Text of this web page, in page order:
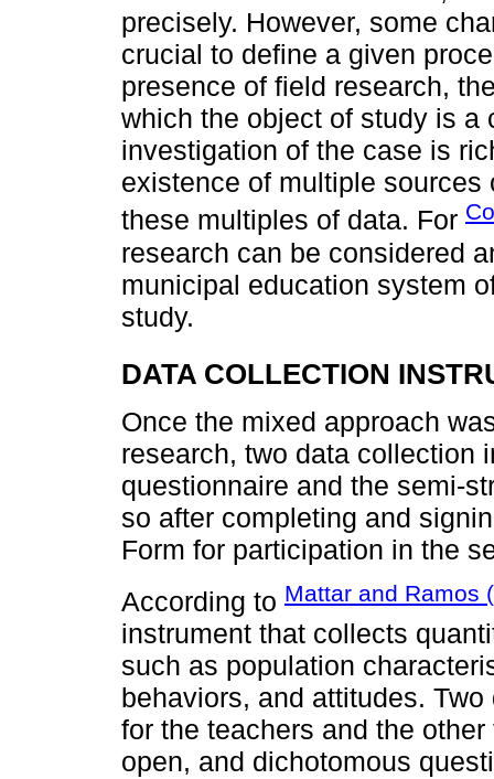
precisely. However, some
crucial to define a given
presence of field research,
which the object of study is a
investigation of the case is
existence of multiple
these multiples of data. For
research can be considered
municipal education system
study.
DATA COLLECTION
Once the mixed approach
research, two data collection
questionnaire and the semi-
so after completing and
Form for participation in the
According to Mattar and Ramos
instrument that collects
such as population
behaviors, and attitudes.
for the teachers and the
open, and dichotomous